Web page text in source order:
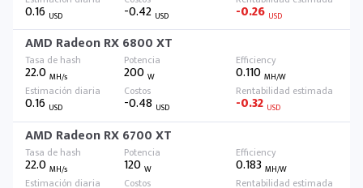
0.16 USD -0.42 USD -0.26 USD
AMD Radeon RX 6800 XT
22.0 MH/s 200W 0.110 MH/W
0.16 USD -0.48 USD -0.32 USD
AMD Radeon RX 6700 XT
22.0 MH/s 120W 0.183 MH/W